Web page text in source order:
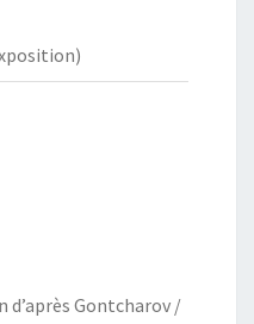
Gontcharov /